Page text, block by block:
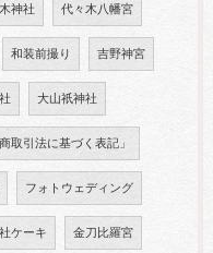
神社 代々木八幡宮
和装前撮り 吉野神宮
大山祇神社
商取引法に基づく表記」
フォトウェディング
ケーキ 金刀比羅宮